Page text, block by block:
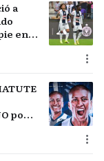
a
en
por